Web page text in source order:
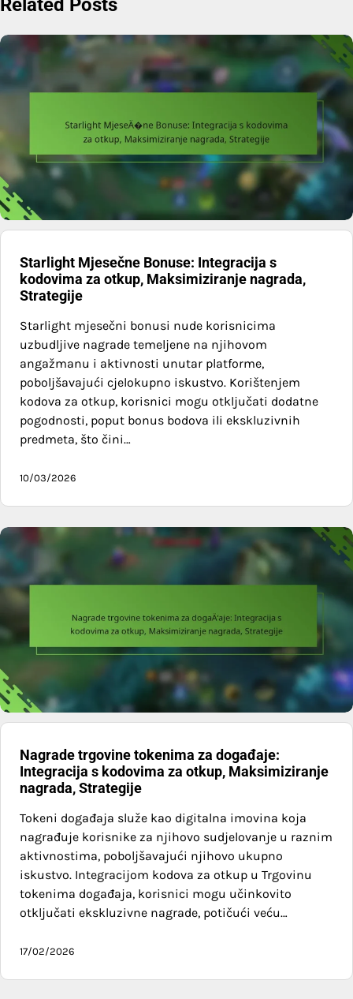
Related Posts
Starlight Mjesečne Bonuse: Integracija s
kodovima za otkup, Maksimiziranje nagrada,
Strategije
Starlight mjesečni bonusi nude korisnicima
uzbudljive nagrade temeljene na njihovom
angažmanu i aktivnosti unutar platforme,
poboljšavajući cjelokupno iskustvo. Korištenjem
kodova za otkup, korisnici mogu otključati dodatne
pogodnosti, poput bonus bodova ili ekskluzivnih
predmeta, što čini…
10/03/2026
Nagrade trgovine tokenima za događaje:
Integracija s kodovima za otkup, Maksimiziranje
nagrada, Strategije
Tokeni događaja služe kao digitalna imovina koja
nagrađuje korisnike za njihovo sudjelovanje u raznim
aktivnostima, poboljšavajući njihovo ukupno
iskustvo. Integracijom kodova za otkup u Trgovinu
tokenima događaja, korisnici mogu učinkovito
otključati ekskluzivne nagrade, potičući veću…
17/02/2026